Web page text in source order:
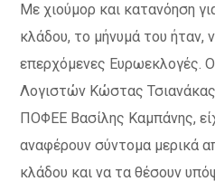
Με χιούμορ και κατανόηση
κλάδου, το μήνυμά του ήταν,
επερχόμενες Ευρωεκλογές.
Λογιστών Κώστας
ΠΟΦΕΕ Βασίλης Καμπάνης,
αναφέρουν σύντομα μερικά
κλάδου και να τα θέσουν